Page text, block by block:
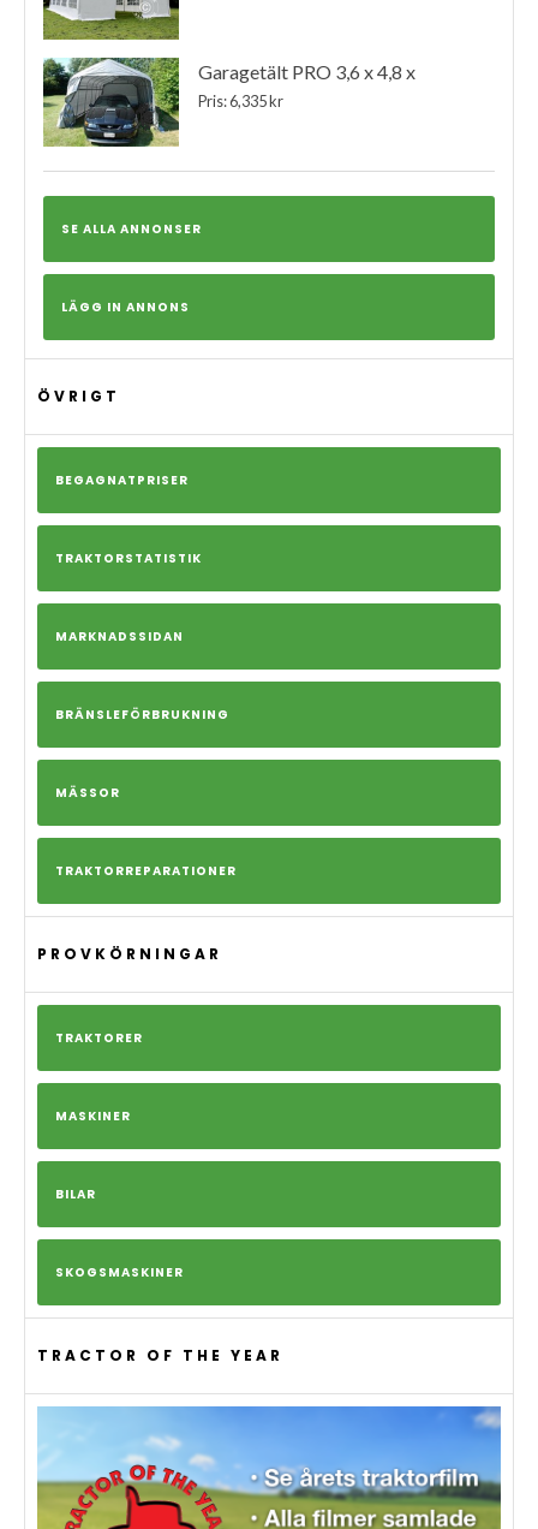
Garagetält PRO 3,6 x 4,8 x
Pris: 6,335 kr
SE ALLA ANNONSER
LÄGG IN ANNONS
ÖVRIGT
BEGAGNATPRISER
TRAKTORSTATISTIK
MARKNADSSIDAN
BRÄNSLEFÖRBRUKNING
MÄSSOR
TRAKTORREPARATIONER
PROVKÖRNINGAR
TRAKTORER
MASKINER
BILAR
SKOGSMASKINER
TRACTOR OF THE YEAR